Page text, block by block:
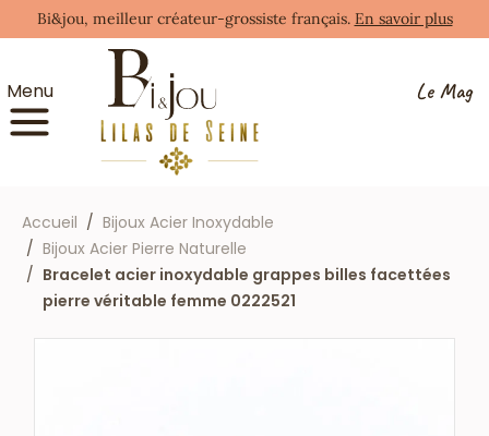
Bi&jou, meilleur créateur-grossiste français. En savoir plus
Menu Le Mag
Accueil
Bijoux Acier Inoxydable
Bijoux Acier Pierre Naturelle
Bracelet acier inoxydable grappes billes facettées
pierre véritable femme 0222521